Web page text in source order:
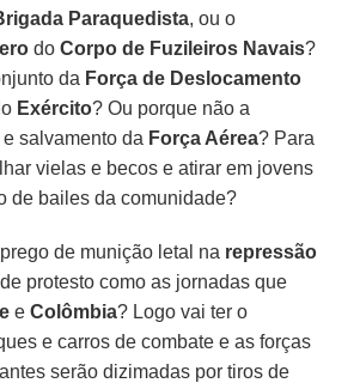
Paraquedista, ou o
doCorpo de Fuzileiros Navais?
da Força de Deslocamento
Exército? Ou porque não a
salvamento da Força Aérea? Para
vielas e becos e atirar em jovens
de bailes da comunidade?
de munição letal na repressão
protesto como as jornadas que
eColômbia? Logo vai ter o
e carros de combate e as forças
serão dizimadas por tiros de